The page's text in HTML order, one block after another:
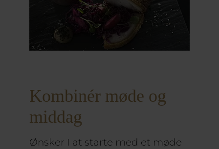
Kombinér møde og
middag
Ønsker I at starte med et møde